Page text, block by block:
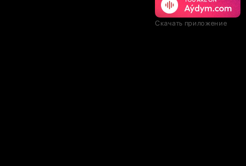
Скачать приложение